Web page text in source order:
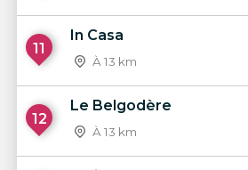
11
In Casa
À 13 km
12
Le Belgodère
À 13 km